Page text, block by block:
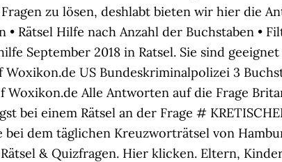
zu lösen, deshlabt bieten wir hier die
Rätsel Hilfe nach Anzahl der Buchstaben •
September 2018 in Ratsel. Sie sind
US Bundeskriminalpolizei 3
Alle Antworten auf die Frage
bei einem Rätsel an der Frage #
dem täglichen Kreuzworträtsel von
& Quizfragen. Hier klicken. Eltern,